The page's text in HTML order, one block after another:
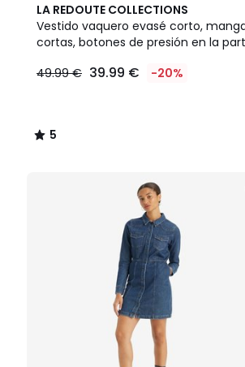
LA REDOUTE COLLECTIONS
Vestido vaquero evasé corto,
cortas, botones de presión en la
49.99 € 39.99 € -20%
5
/
5
5
/